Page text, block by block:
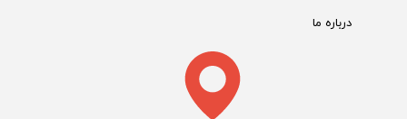
درباره ما